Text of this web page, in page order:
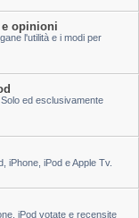
opinioni
l'utilità e i modi per
ed esclusivamente
iPhone, iPod e Apple Tv.
iPod votate e recensite